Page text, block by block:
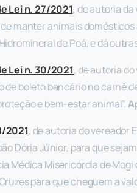
Lei n. 27/2021, de autoria da
manter animais
de Poá, e dá
Lei n. 30/2021, de autoria
de boleto bancário no carnê
e bem-estar animal”.
2021, de autoria do vereador
Dória Júnior, para que
Médica Misericórdia de Mogi
para que cheguem a